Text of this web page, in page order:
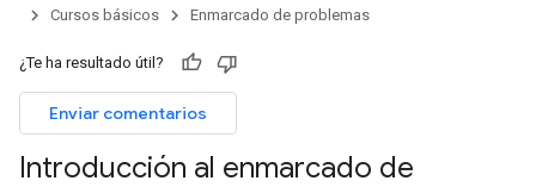
Cursos básicos
Enmarcado de problemas
¿Te ha resultado útil?
Enviar comentarios
Introducción al enmarcado de